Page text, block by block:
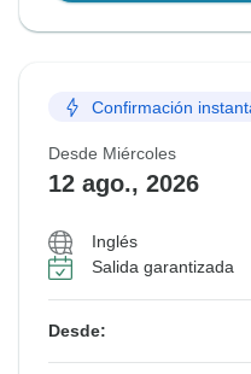
Confirmación
Desde Miércoles
12 ago., 2026
Inglés
Salida garantizada
Desde: